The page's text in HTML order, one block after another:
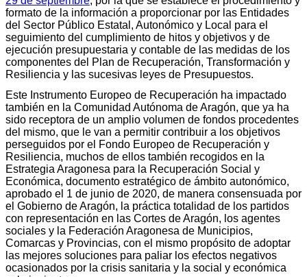
formato de la información a proporcionar por las Entidades
del Sector Público Estatal, Autonómico y Local para el
seguimiento del cumplimiento de hitos y objetivos y de
ejecución presupuestaria y contable de las medidas de los
componentes del Plan de Recuperación, Transformación y
Resiliencia y las sucesivas leyes de Presupuestos.
Este Instrumento Europeo de Recuperación ha impactado
también en la Comunidad Autónoma de Aragón, que ya ha
sido receptora de un amplio volumen de fondos procedentes
del mismo, que le van a permitir contribuir a los objetivos
perseguidos por el Fondo Europeo de Recuperación y
Resiliencia, muchos de ellos también recogidos en la
Estrategia Aragonesa para la Recuperación Social y
Económica, documento estratégico de ámbito autonómico,
aprobado el 1 de junio de 2020, de manera consensuada por
el Gobierno de Aragón, la práctica totalidad de los partidos
con representación en las Cortes de Aragón, los agentes
sociales y la Federación Aragonesa de Municipios,
Comarcas y Provincias, con el mismo propósito de adoptar
las mejores soluciones para paliar los efectos negativos
ocasionados por la crisis sanitaria y la social y económica